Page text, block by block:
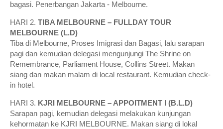
bagasi. Penerbangan Jakarta - Melbourne.
HARI 2. TIBA MELBOURNE – FULLDAY TOUR
MELBOURNE (L.D)
Tiba di Melbourne, Proses Imigrasi dan Bagasi, lalu sarapan
pagi dan kemudian delegasi mengunjungi The Shrine on
Remembrance, Parliament House, Collins Street. Makan
siang dan makan malam di local restaurant. Kemudian check-
in hotel.
HARI 3. KJRI MELBOURNE – APPOITMENT I (B.L.D)
Sarapan pagi, kemudian delegasi melakukan kunjungan
kehormatan ke KJRI MELBOURNE. Makan siang di lokal